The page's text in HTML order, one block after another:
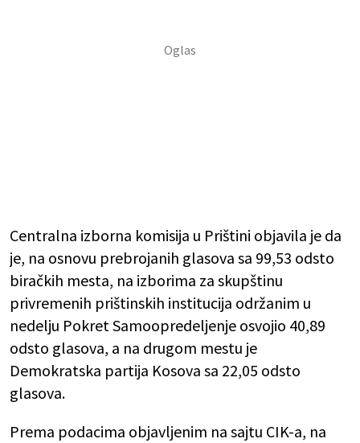
Centralna izborna komisija u Prištini objavila je da
je, na osnovu prebrojanih glasova sa 99,53 odsto
biračkih mesta, na izborima za skupštinu
privremenih prištinskih institucija održanim u
nedelju Pokret Samoopredeljenje osvojio 40,89
odsto glasova, a na drugom mestu je
Demokratska partija Kosova sa 22,05 odsto
glasova.
Prema podacima objavljenim na sajtu CIK-a, na